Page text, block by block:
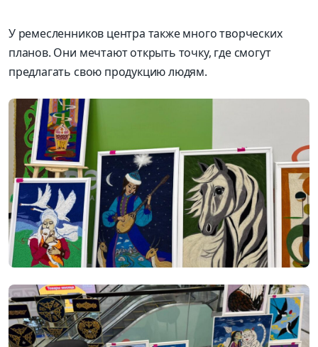
У ремесленников центра также много творческих
планов. Они мечтают открыть точку, где смогут
предлагать свою продукцию людям.